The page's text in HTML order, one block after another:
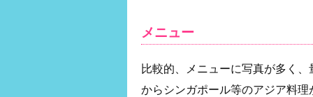
メニュー
比較的、メニューに写真が多く
からシンガポール等のアジア料